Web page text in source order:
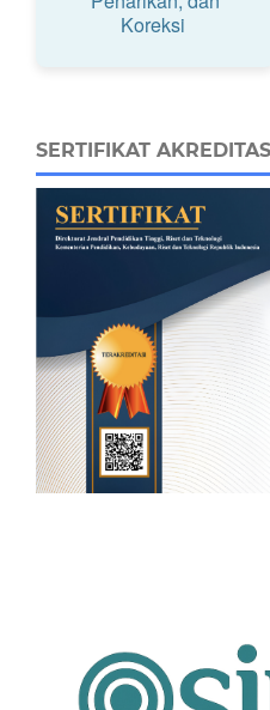
Koreksi
SERTIFIKAT